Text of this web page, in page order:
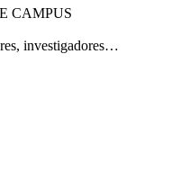
CAMPUS
investigadores…